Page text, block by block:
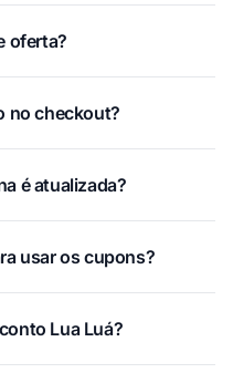
oferta?
no checkout?
é atualizada?
usar os cupons?
Lua Luá?